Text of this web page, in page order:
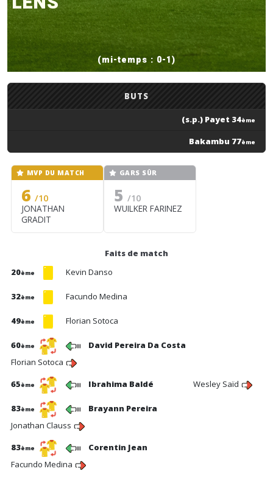
(mi-temps : 0-1)
BUTS
(s.p.) Payet 34ème
Bakambu 77ème
MVP DU MATCH
6 /10
JONATHAN
GRADIT
GARS SÛR
5 /10
WUILKER FARINEZ
Faits de match
20ème Kevin Danso
32ème Facundo Medina
49ème Florian Sotoca
60ème
David Pereira Da Costa
Florian Sotoca
65ème Ibrahima Baldé Wesley Saïd
83ème
Brayann Pereira
Jonathan Clauss
83ème
Corentin Jean
Facundo Medina